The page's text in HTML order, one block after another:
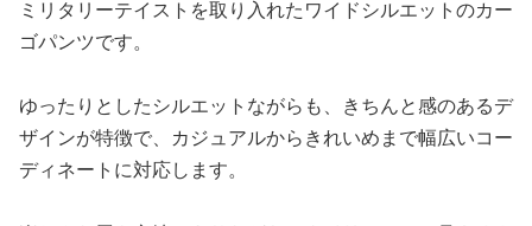
ミリタリーテイストを取り入れたワイドシルエットのカー
ゴパンツです。
ゆったりとしたシルエットながらも、きちんと感のあるデ
ザインが特徴で、カジュアルからきれいめまで幅広いコー
ディネートに対応します。